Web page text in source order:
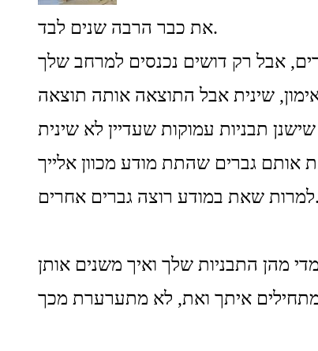
את כבר הרבה שנים לבד.
למרות שאת במודע רוצה גברים אחרים.